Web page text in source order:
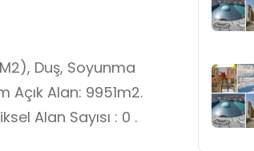
Duş, Soyunma
Açık Alan: 9951m2.